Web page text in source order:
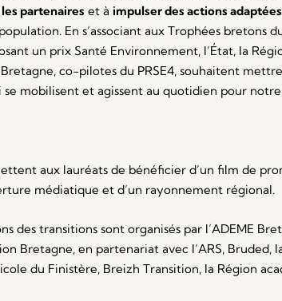
partenaires et à impulser des actions adaptées
En s’associant aux Trophées bretons
un prix Santé Environnement, l’État, la
co-pilotes du PRSE4, souhaitent
se mobilisent et agissent au quotidien pour
aux lauréats de bénéficier d’un film de
médiatique et d’un rayonnement régional.
des transitions sont organisés par l’ADEME
Bretagne, en partenariat avec l’ARS, Bruded,
du Finistère, Breizh Transition, la Région